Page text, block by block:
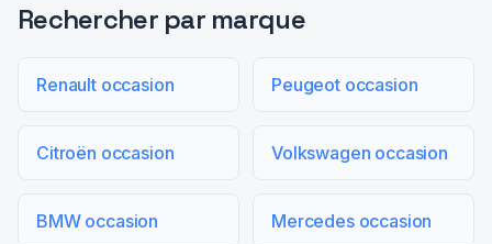
Rechercher par marque
Renault occasion Peugeot occasion
Citroën occasion Volkswagen occasion
BMW occasion Mercedes occasion